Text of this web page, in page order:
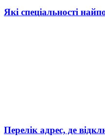
Які спеціальності
Перелік адрес, де